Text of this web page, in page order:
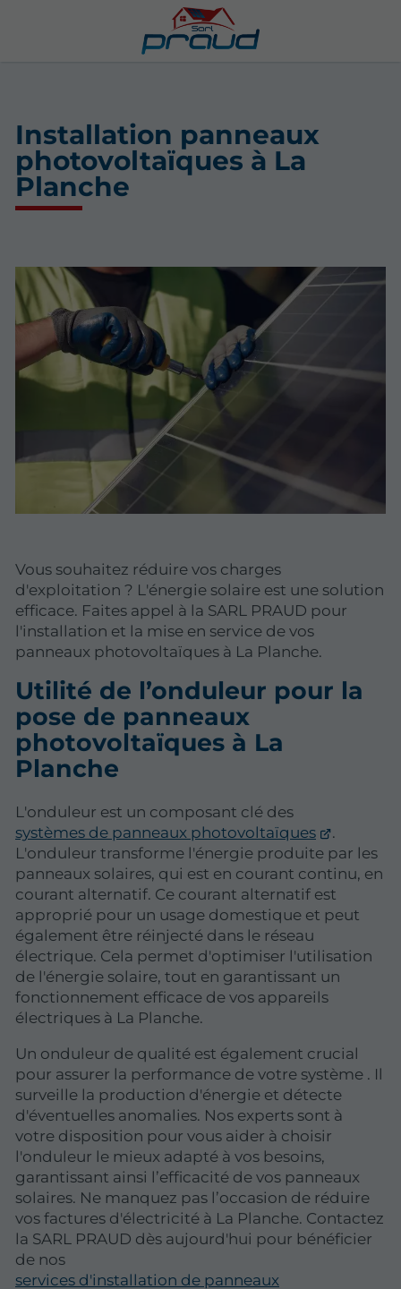
Installation panneaux
photovoltaïques à La
Planche
Vous souhaitez réduire vos charges
d'exploitation ? L'énergie solaire est une solution
efficace. Faites appel à la SARL PRAUD pour
l'installation et la mise en service de vos
panneaux photovoltaïques à La Planche.
Utilité de l’onduleur pour la
pose de panneaux
photovoltaïques à La
Planche
L'onduleur est un composant clé des
systèmes de panneaux photovoltaïques
.
L'onduleur transforme l'énergie produite par les
panneaux solaires, qui est en courant continu, en
courant alternatif. Ce courant alternatif est
approprié pour un usage domestique et peut
également être réinjecté dans le réseau
électrique. Cela permet d'optimiser l'utilisation
de l'énergie solaire, tout en garantissant un
fonctionnement efficace de vos appareils
électriques à La Planche.
Un onduleur de qualité est également crucial
pour assurer la performance de votre système . Il
surveille la production d'énergie et détecte
d'éventuelles anomalies. Nos experts sont à
votre disposition pour vous aider à choisir
l'onduleur le mieux adapté à vos besoins,
garantissant ainsi l’efficacité de vos panneaux
solaires. Ne manquez pas l’occasion de réduire
vos factures d'électricité à La Planche. Contactez
la SARL PRAUD dès aujourd'hui pour bénéficier
de nos
services d'installation de panneaux